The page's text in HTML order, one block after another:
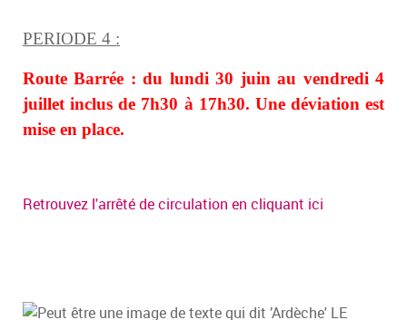
PERIODE 4 :
Route Barrée : du lundi 30 juin au vendredi 4
juillet inclus de 7h30 à 17h30. Une déviation est
mise en place.
Retrouvez l'arrêté de circulation en cliquant ici